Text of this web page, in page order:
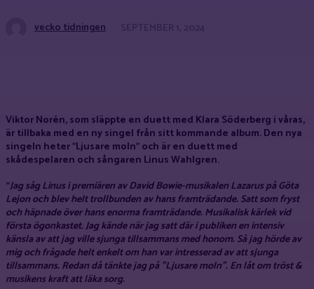
vecko tidningen
Viktor Norén, som släppte en duett med Klara Söderberg i våras,
är tillbaka med en ny singel från sitt kommande album. Den nya
singeln heter ”Ljusare moln” och är en duett med
skådespelaren och sångaren Linus Wahlgren.
“Jag såg Linus i premiären av David Bowie-musikalen Lazarus på Göta
Lejon och blev helt trollbunden av hans framträdande. Satt som fryst
och häpnade över hans enorma framträdande. Musikalisk kärlek vid
första ögonkastet. Jag kände när jag satt där i publiken en intensiv
känsla av att jag ville sjunga tillsammans med honom. Så jag hörde av
mig och frågade helt enkelt om han var intresserad av att sjunga
tillsammans. Redan då tänkte jag på ”Ljusare moln”. En låt om tröst &
musikens kraft att läka sorg.